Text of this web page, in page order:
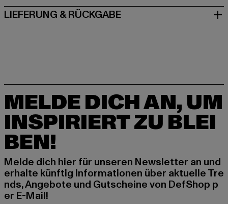
LIEFERUNG & RÜCKGABE
MELDE DICH AN, UM
INSPIRIERT ZU BLEI
BEN!
Melde dich hier für unseren Newsletter an und
erhalte künftig Informationen über aktuelle Tre
nds, Angebote und Gutscheine von DefShop p
er E-Mail!